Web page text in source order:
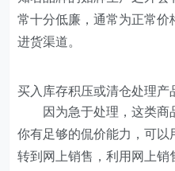
常十分低廉，通常为正常价
进货渠道。
买入库存积压或清仓处理产
因为急于处理，这类商
你有足够的侃价能力，可以
转到网上销售，利用网上